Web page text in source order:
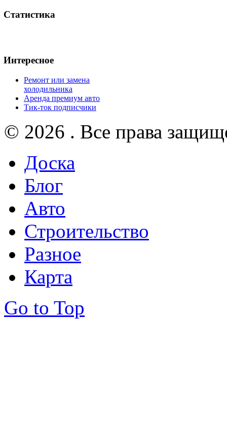
Статистика
Интересное
Ремонт или замена
холодильника
Аренда премиум авто
Тик-ток подписчики
© 2026 . Все права
Доска
Блог
Авто
Строительство
Разное
Карта
Go to Top